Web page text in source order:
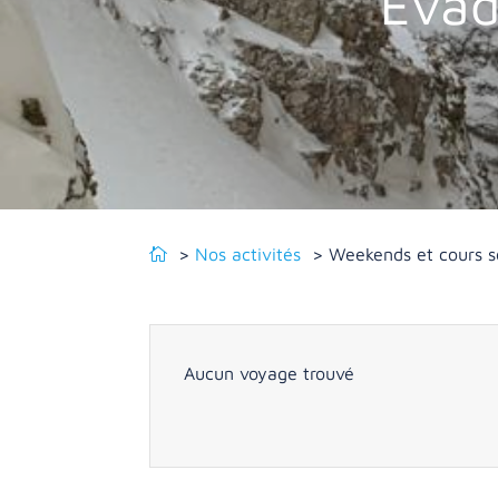
Nos activités Weekends et cours
Aucun voyage trouvé